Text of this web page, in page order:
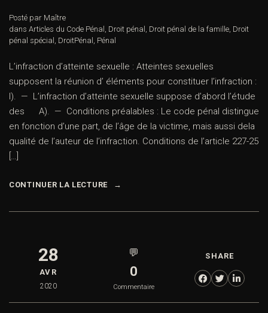
Posté par Maître
dans Articles du Code Pénal , Droit pénal , Droit pénal de la famille, Droit
pénal spécial , DroitPénal , Pénal
L’infraction d’atteinte sexuelle : Atteintes sexuelles
supposent la réunion d’ éléments pour constituer l’infraction :
I). — L’infraction d’atteinte sexuelle suppose d’abord l’étude
des A). — Conditions préalables : Le code pénal distingue
en fonction d’une part, de l’âge de la victime, mais aussi dela
qualité de l’auteur de l’infraction. Conditions de l’article 227-25
[…]
CONTINUER LA LECTURE
28
AVR
2020
💬
0
Commentaire
SHARE